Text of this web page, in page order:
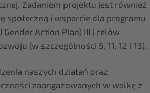
Zadaniem projektu jest również
społeczną i wsparcie dla programu
Gender Action Plan) III i celów
(w szczególności 5, 11, 12 i 13).
naszych działań oraz
zaangażowanych w walkę z